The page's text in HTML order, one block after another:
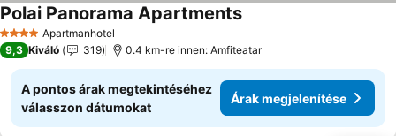
4 KategóriaApartmanhotel
Polai Panorama Apartments
9,3 Kiváló 319 0.4 km-re innen: Amfiteatar
A pontos árak megtekintéséhez
válasszon dátumokat
Árak megjelenítése